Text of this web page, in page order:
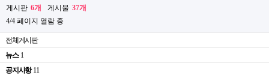
게시판 6개 게시물 37개
4/4 페이지 열람 중
전체게시판
뉴스 1
공지사항 11